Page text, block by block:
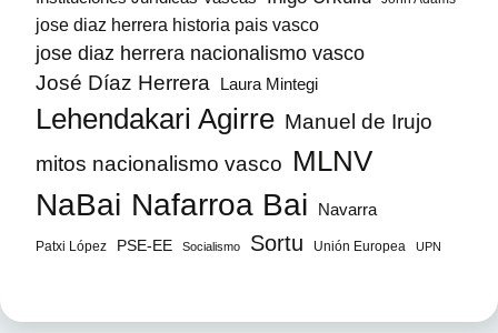
jose diaz herrera historia pais vasco
jose diaz herrera nacionalismo vasco
José Díaz Herrera Laura Mintegi
Lehendakari Agirre Manuel de Irujo
mitos nacionalismo vasco MLNV
NaBai Nafarroa Bai Navarra
Patxi López PSE-EE Socialismo Sortu Unión Europea UPN